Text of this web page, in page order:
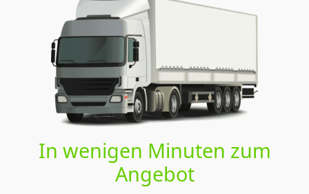
In wenigen Minuten zum
Angebot